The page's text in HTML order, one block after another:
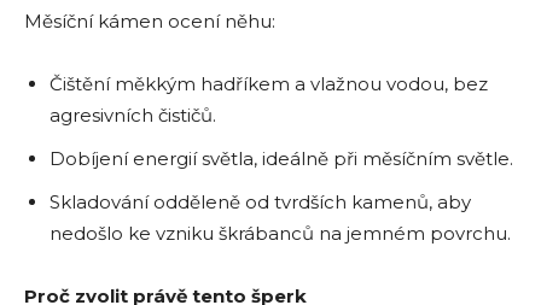
Měsíční kámen ocení něhu:
Čištění měkkým hadříkem a vlažnou vodou, bez
agresivních čističů.
Dobíjení energií světla, ideálně při měsíčním světle.
Skladování odděleně od tvrdších kamenů, aby
nedošlo ke vzniku škrábanců na jemném povrchu.
Proč zvolit právě tento šperk